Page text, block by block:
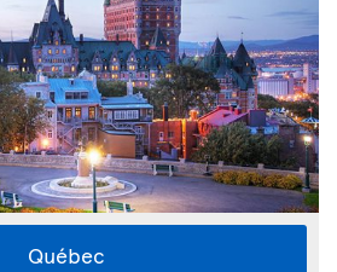
Québec